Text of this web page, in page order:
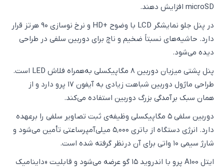
microSD افزایش دهند.
در پنل جلو نمایشگر LCD با وضوح +HD و نرخ نوسازی ۹۰ هرتز قرار
دارد. حاشیه‌های نسبتاً ضخیم و ناچ برای دوربین سلفی در طراحی
دیده می‌شود.
پنل پشتی میزبان دوربین ۸ مگاپیکسلی به‌همراه فلاش LED است.
طراحی ماژول دوربین شباهت زیادی به آیفون ۱۷ پرو دارد و از
همان سبک برآمدگی بزرگ دوربین استفاده می‌کند.
دوربین سلفی ۵ مگاپیکسلی وظیفه‌ی ثبت تصاویر سلفی را برعهده
دارد. انرژی دستگاه از باتری ۵٬۰۰۰ میلی‌آمپرساعتی تأمین می‌شود و
شارژ سیمی ۱۰ واتی برای آن درنظر گرفته شده است.
ایتل A100 پرو با اندروید ۱۵ گو عرضه می‌شود و قابلیت «داینامیک